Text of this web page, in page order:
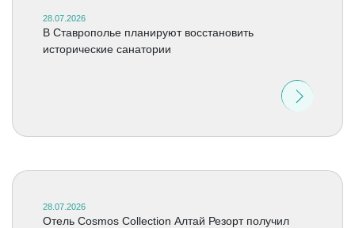
28.07.2026
В Ставрополье планируют восстановить
исторические санатории
28.07.2026
Отель Cosmos Collection Алтай Резорт получил